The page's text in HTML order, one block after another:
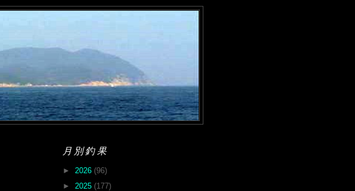
月別釣果
► 2026 (96)
► 2025 (177)